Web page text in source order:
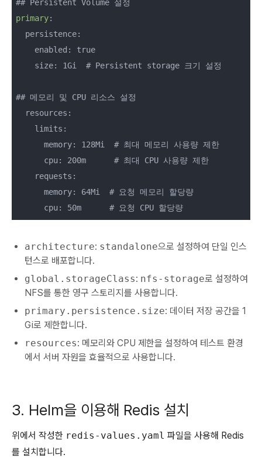
primary:
  persistence:
    enabled: true
    size: 1Gi  # Persistent storage 크기 설정
## 메모리 및 CPU 리소스 설정
  resources:
    limits:
      memory: 128Mi  # 최대 메모리 사용량 제한
      cpu: 200m      # 최대 CPU 사용량 제한
    requests:
      memory: 64Mi  # 요청 메모리 할당량
      cpu: 50m      # 요청 CPU 할당량
architecture: standalone으로 설정하여 단일 인스
턴스로 배포합니다.
global.storageClass: nfs-storage로 설정하여
NFS를 통한 영구 스토리지를 사용합니다.
primary.persistence.size: 데이터 저장 공간을 1
Gi로 제한합니다.
resources: 메모리와 CPU 제한을 설정하여 테스트 환경
에서 서버 자원을 효율적으로 사용합니다.
3. Helm을 이용해 Redis 설치
위에서 작성한 redis-values.yaml 파일을 사용해 Redis
를 설치합니다.